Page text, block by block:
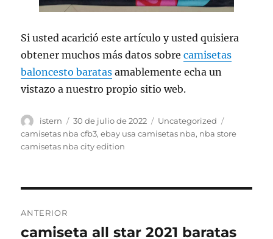
Si usted acarició este artículo y usted quisiera
obtener muchos más datos sobrecamisetas
baloncesto baratas amablemente echa un
vistazo a nuestro propio sitio web.
Autor
istern
Publicado
el
30 de julio de 2022 Categorías
Uncategorized
camisetas nba cfb3,ebay usa camisetas nba, nba store
camisetas nba city edition
de
ANTERIOR
Entrada
camiseta all star 2021 baratas